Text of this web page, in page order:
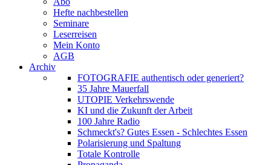
Hefte nachbestellen
Seminare
Leserreisen
Mein Konto
AGB
Archiv
FOTOGRAFIE authentisch oder generiert?
35 Jahre Mauerfall
UTOPIE Verkehrswende
KI und die Zukunft der Arbeit
100 Jahre Radio
Schmeckt's? Gutes Essen - Schlechtes Essen
Polarisierung und Spaltung
Totale Kontrolle